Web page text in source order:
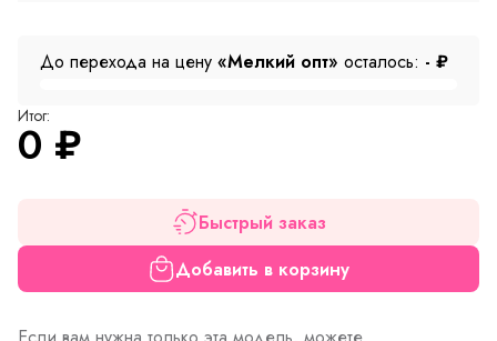
До перехода на цену «Мелкий опт» осталось: - ₽
Итог:
0 ₽
Быстрый заказ
Добавить в корзину